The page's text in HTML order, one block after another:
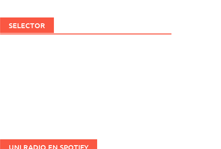
SELECTOR
UNI RADIO EN SPOTIFY